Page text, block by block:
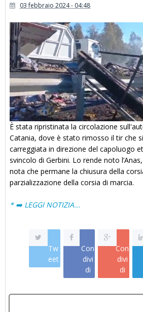
03 febbraio 2024 - 04:48
È stata ripristinata la circolazione
Catania, dove è stato rimosso il tir che
carreggiata in direzione del capoluogo
svincolo di Gerbini. Lo rende noto
nota che permane la chiusura della
parzializzazione della corsia di marcia.
* ➡️ LEGGI NOTIZIA...
Tw
eet
Con
divi
di
Con
divi
di